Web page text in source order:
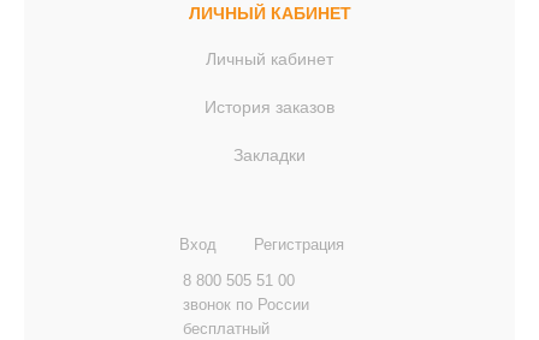
ЛИЧНЫЙ КАБИНЕТ
Личный кабинет
История заказов
Закладки
Вход
Регистрация
8 800 505 51 00
звонок по России
бесплатный